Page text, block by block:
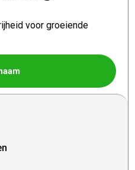
voor groeiende